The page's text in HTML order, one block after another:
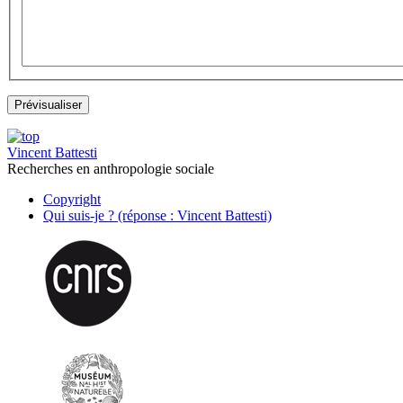
Vincent Battesti
Recherches en anthropologie sociale
Copyright
Qui suis-je ? (réponse : Vincent Battesti)